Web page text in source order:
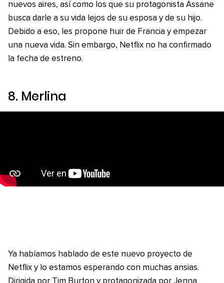
nuevos aires, así como los que su protagonista Assane
busca darle a su vida lejos de su esposa y de su hijo.
Debido a eso, les propone huir de Francia y empezar
una nueva vida. Sin embargo, Netflix no ha confirmado
la fecha de estreno.
8. Merlina
Ya habíamos hablado de este nuevo proyecto de
Netflix y lo estamos esperando con muchas ansias.